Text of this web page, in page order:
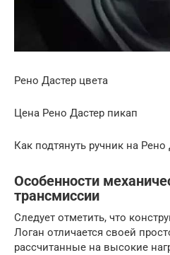
Рено Дастер цвета
Цена Рено Дастер пикап
Как подтянуть ручник на Рено
Особенности
трансмиссии
Следует отметить, что
Логан отличается своей
рассчитанные на высокие